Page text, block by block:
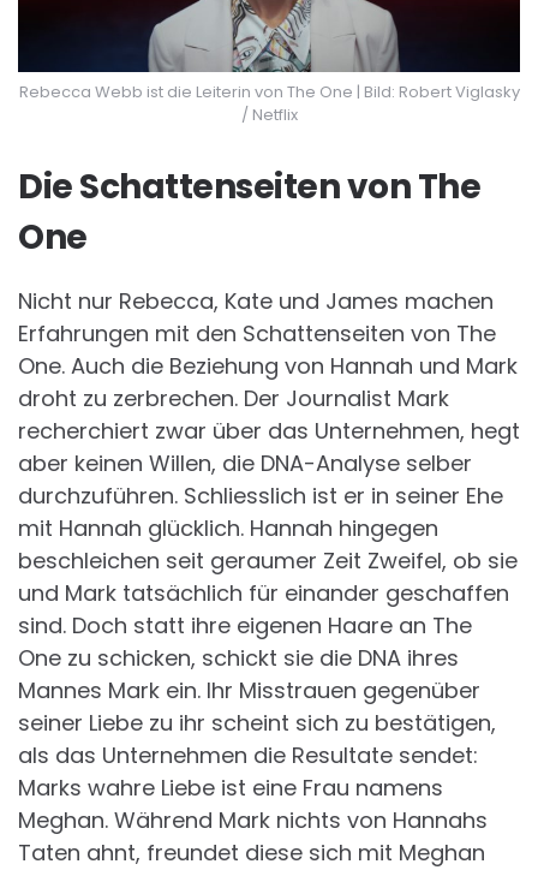
Rebecca Webb ist die Leiterin von The One | Bild: Robert Viglasky
/ Netflix
Die Schattenseiten von The
One
Nicht nur Rebecca, Kate und James machen
Erfahrungen mit den Schattenseiten von The
One. Auch die Beziehung von Hannah und Mark
droht zu zerbrechen. Der Journalist Mark
recherchiert zwar über das Unternehmen, hegt
aber keinen Willen, die DNA-Analyse selber
durchzuführen. Schliesslich ist er in seiner Ehe
mit Hannah glücklich. Hannah hingegen
beschleichen seit geraumer Zeit Zweifel, ob sie
und Mark tatsächlich für einander geschaffen
sind. Doch statt ihre eigenen Haare an The
One zu schicken, schickt sie die DNA ihres
Mannes Mark ein. Ihr Misstrauen gegenüber
seiner Liebe zu ihr scheint sich zu bestätigen,
als das Unternehmen die Resultate sendet:
Marks wahre Liebe ist eine Frau namens
Meghan. Während Mark nichts von Hannahs
Taten ahnt, freundet diese sich mit Meghan